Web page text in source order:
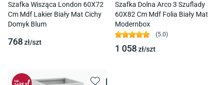
Szafka Wisząca London 60X72
Cm Mdf Lakier Biały Mat Cichy
Domyk Blum
768zł/szt
Szafka Dolna Arco 3 Szuflady
60X82 Cm Mdf Folia Biały Mat
Modernbox
(5.0)
1 058zł/szt